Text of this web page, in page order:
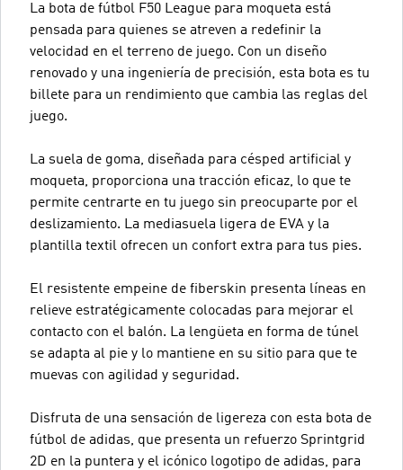
La bota de fútbol F50 League para moqueta está
pensada para quienes se atreven a redefinir la
velocidad en el terreno de juego. Con un diseño
renovado y una ingeniería de precisión, esta bota es tu
billete para un rendimiento que cambia las reglas del
juego.
La suela de goma, diseñada para césped artificial y
moqueta, proporciona una tracción eficaz, lo que te
permite centrarte en tu juego sin preocuparte por el
deslizamiento. La mediasuela ligera de EVA y la
plantilla textil ofrecen un confort extra para tus pies.
El resistente empeine de fiberskin presenta líneas en
relieve estratégicamente colocadas para mejorar el
contacto con el balón. La lengüeta en forma de túnel
se adapta al pie y lo mantiene en su sitio para que te
muevas con agilidad y seguridad.
Disfruta de una sensación de ligereza con esta bota de
fútbol de adidas, que presenta un refuerzo Sprintgrid
2D en la puntera y el icónico logotipo de adidas, para